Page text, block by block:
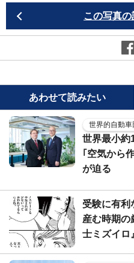
この写真
あわせて読みたい
世界的自動
世界最小約
｢空気から
が迫る
受験に有利
産む時期
士ミズイロ